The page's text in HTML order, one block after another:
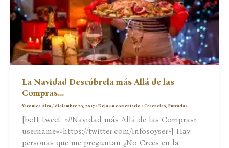
La Navidad Descúbrela más Allá de las
Compras…
Veronica Alva/diciembre 29, 2017/Deja un comentario /Creencias,Entradas
[bctt tweet=»#Navidad más Allá de las Compras»
username=»https://twitter.com/infosoyser»] Hay
personas que me preguntan ¿No Crees en la